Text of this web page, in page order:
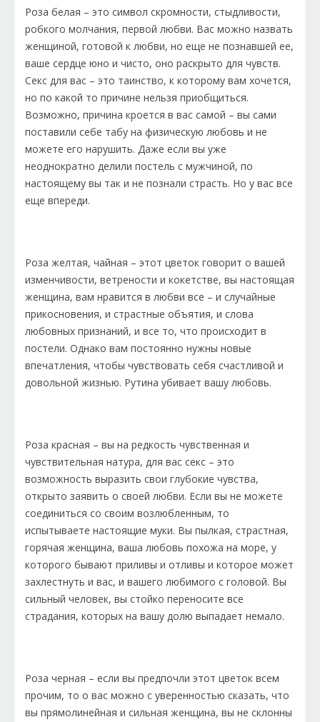
Роза белая – это символ скромности, стыдливости,
робкого молчания, первой любви. Вас можно назвать
женщиной, готовой к любви, но еще не познавшей ее,
ваше сердце юно и чисто, оно раскрыто для чувств.
Секс для вас – это таинство, к которому вам хочется,
но по какой то причине нельзя приобщиться.
Возможно, причина кроется в вас самой – вы сами
поставили себе табу на физическую любовь и не
можете его нарушить. Даже если вы уже
неоднократно делили постель с мужчиной, по
настоящему вы так и не познали страсть. Но у вас все
еще впереди.
Роза желтая, чайная – этот цветок говорит о вашей
изменчивости, ветрености и кокетстве, вы настоящая
женщина, вам нравится в любви все – и случайные
прикосновения, и страстные объятия, и слова
любовных признаний, и все то, что происходит в
постели. Однако вам постоянно нужны новые
впечатления, чтобы чувствовать себя счастливой и
довольной жизнью. Рутина убивает вашу любовь.
Роза красная – вы на редкость чувственная и
чувствительная натура, для вас секс – это
возможность выразить свои глубокие чувства,
открыто заявить о своей любви. Если вы не можете
соединиться со своим возлюбленным, то
испытываете настоящие муки. Вы пылкая, страстная,
горячая женщина, ваша любовь похожа на море, у
которого бывают приливы и отливы и которое может
захлестнуть и вас, и вашего любимого с головой. Вы
сильный человек, вы стойко переносите все
страдания, которых на вашу долю выпадает немало.
Роза черная – если вы предпочли этот цветок всем
прочим, то о вас можно с уверенностью сказать, что
вы прямолинейная и сильная женщина, вы не склонны